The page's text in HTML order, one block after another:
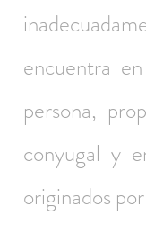
encuentra
persona,
conyugal y
originados